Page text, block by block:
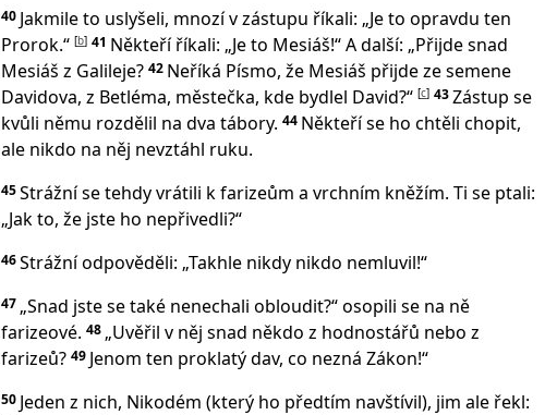
40 Jakmile to uslyšeli, mnozí v zástupu říkali: „Je to opravdu ten
Prorok.“ [b] 41 Někteří říkali: „Je to Mesiáš!“ A další: „Přijde snad
Mesiáš z Galileje? 42 Neříká Písmo, že Mesiáš přijde ze semene
Davidova, z Betléma, městečka, kde bydlel David?“ [c] 43Zástup se
kvůli němu rozdělil na dva tábory. 44 Někteří se ho chtěli chopit,
ale nikdo na něj nevztáhl ruku.
45Strážní se tehdy vrátili k farizeům a vrchním kněžím. Ti se ptali:
„Jak to, že jste ho nepřivedli?“
46Strážní odpověděli: „Takhle nikdy nikdo nemluvil!“
47 „Snad jste se také nenechali obloudit?“ osopili se na ně
farizeové. 48 „Uvěřil v něj snad někdo z hodnostářů nebo z
farizeů? 49 Jenom ten proklatý dav, co nezná Zákon!“
50 Jeden z nich, Nikodém (který ho předtím navštívil), jim ale řekl: